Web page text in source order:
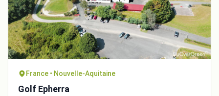
France • Nouvelle-Aquitaine
Golf Epherra